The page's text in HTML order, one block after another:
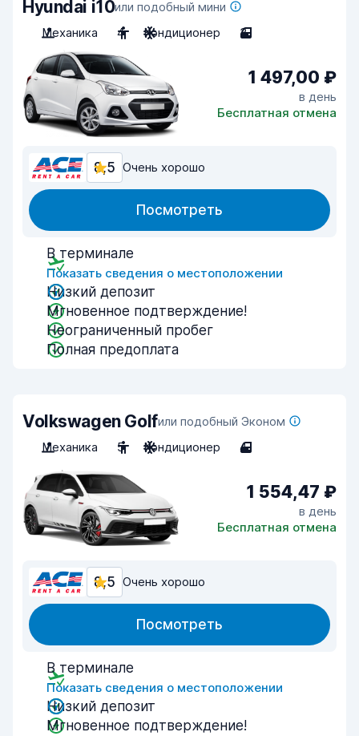
Hyundai i10или подобный мини
Механика
4 Кондиционер 3
1 497,00 ₽
в день
Бесплатная отмена
8,5 Очень хорошо
Посмотреть
В терминале
Показать сведения о местоположении
Низкий депозит
Мгновенное подтверждение!
Неограниченный пробег
Полная предоплата
Volkswagen Golfили подобный Эконом
Механика
5 Кондиционер 4
1 554,47 ₽
в день
Бесплатная отмена
8,5 Очень хорошо
Посмотреть
В терминале
Показать сведения о местоположении
Низкий депозит
Мгновенное подтверждение!